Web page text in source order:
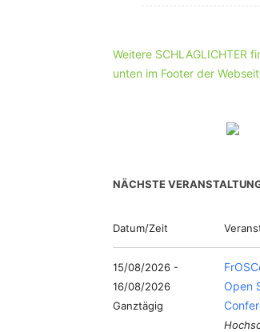
Weitere SCHLAGLICHTER
unten im Footer der
NÄCHSTE
Datum/Zeit
15/08/2026 -
16/08/2026
Ganztägig
Open